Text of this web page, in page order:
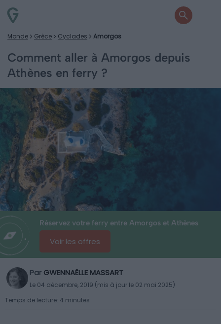
Monde Grèce Cyclades Amorgos
Comment aller à Amorgos depuis
Athènes en ferry ?
Réservez votre ferry entre Amorgos et Athènes
Voir les offres
Par GWENNAËLLE MASSART
Le 04 décembre, 2019 (mis à jour le 02 mai 2025)
Temps de lecture: 4 minutes